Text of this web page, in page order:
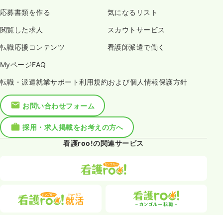
応募書類を作る 気になるリスト
閲覧した求人 スカウトサービス
転職応援コンテンツ 看護師派遣で働く
MyページFAQ
転職・派遣就業サポート利用規約および個人情報保護方針
お問い合わせフォーム
採用・求人掲載をお考えの方へ
看護roo!の関連サービス